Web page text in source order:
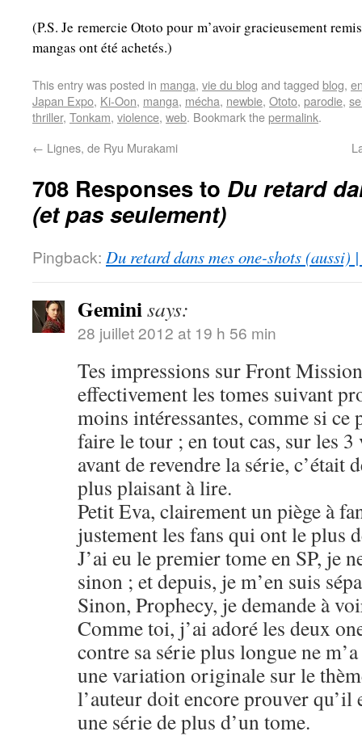
(P.S. Je remercie Ototo pour m’avoir gracieusement
mangas ont été achetés.)
This entry was posted in manga, vie du blog and tagged blog,
Japan Expo, Ki-Oon, manga, mécha, newbie, Ototo, parodie,
thriller, Tonkam, violence, web. Bookmark thepermalink.
← Lignes, de Ryu Murakami
708 Responses to Du retard
(et pas seulement)
Pingback: Du retard dans mes one-shots (aussi)
Geminisays:
28 juillet 2012 at 19 h 56 min
Tes impressions sur Front
effectivement les tomes suivant
moins intéressantes, comme si
faire le tour ; en tout cas, sur les
avant de revendre la série, c’était
plus plaisant à lire.
Petit Eva, clairement un piège à
justement les fans qui ont le plus
J’ai eu le premier tome en SP, je
sinon ; et depuis, je m’en suis
Sinon, Prophecy, je demande à
Comme toi, j’ai adoré les deux
contre sa série plus longue ne
une variation originale sur le
l’auteur doit encore prouver qu’il
une série de plus d’un tome.